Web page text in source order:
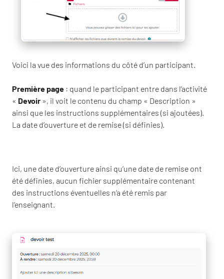
Voici la vue des informations du côté d’un participant.
Première page : quand le participant entre dans l’activité
« Devoir », il voit le contenu du champ « Description »
ainsi que les instructions supplémentaires (si ajoutées).
La date d’ouverture et de remise (si définies).
Ici, une date d’ouverture ainsi qu’une date de remise ont
été définies, aucun fichier supplémentaire contenant
des instructions éventuelles n’a été remis par
l’enseignant.